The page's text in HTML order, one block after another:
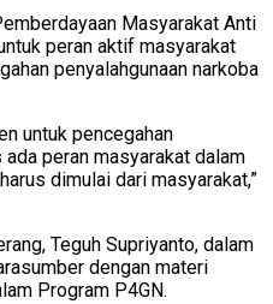
Masyarakat Anti
peran aktif masyarakat
penyalahgunaan narkoba
untuk pencegahan
ada peran masyarakat dalam
dimulai dari masyarakat,”
Teguh Supriyanto, dalam
dengan materi
Program P4GN.